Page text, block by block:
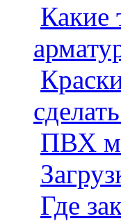
Какие
ПВХ
Где